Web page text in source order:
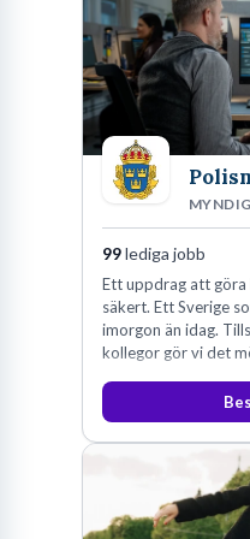
99lediga jobb
Ett uppdrag att göra
säkert. Ett Sverige
imorgon än idag.
kollegor gör vi det